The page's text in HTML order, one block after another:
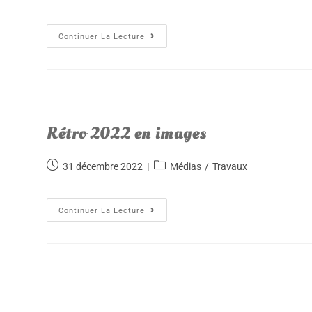
Continuer La Lecture
Rétro 2022 en images
31 décembre 2022 Médias / Travaux
Continuer La Lecture